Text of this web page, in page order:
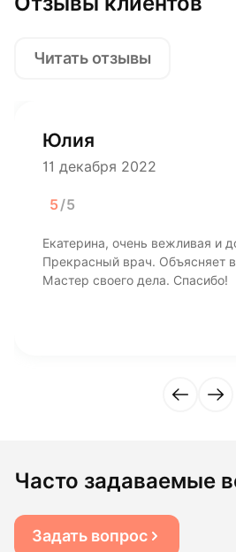
Читать отзывы
Юлия
11 декабря 2022
5/5
Екатерина, очень вежливая и
Прекрасный врач. Объясняет
Мастер своего дела. Спасибо!
Часто задаваемые
Задать вопрос